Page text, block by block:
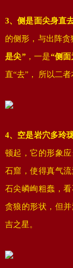
3、侧是面尖身直
的侧形，与出阵
是尖”，一是“侧面
直“去”， 所以二
4、空是岩穴多玲
顿起，它的形象
石窟，使得真气
石尖嶙峋粗蠢，
贪狼的形状，但
吉之星。